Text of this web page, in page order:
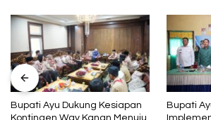
Bupati Ayu Dukung Kesiapan
Bupati